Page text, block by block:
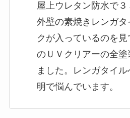
屋上ウレタン防水で
外壁の素焼きレンガタ
クが入っているのを
のＵＶクリアーの全塗
ました。レンガタイ
明で悩んでいます。